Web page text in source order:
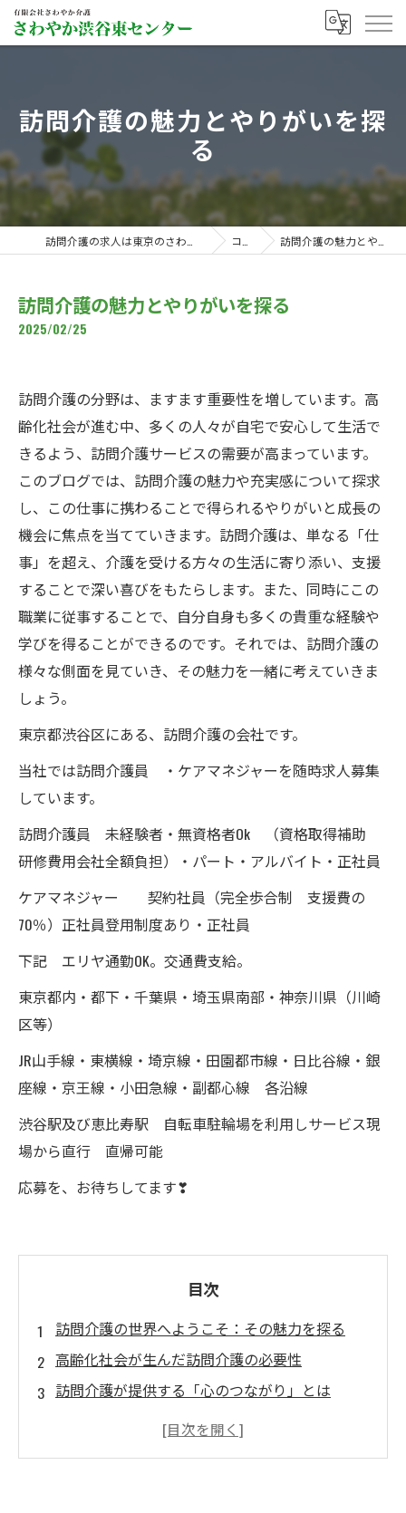
訪問介護の魅力とやりがいを探
る
コラム 訪問介護の魅力とやりがいを探る
訪問介護の魅力とやりがいを探る
2025/02/25
訪問介護の分野は、ますます重要性を増しています。高
齢化社会が進む中、多くの人々が自宅で安心して生活で
きるよう、訪問介護サービスの需要が高まっています。
このブログでは、訪問介護の魅力や充実感について探求
し、この仕事に携わることで得られるやりがいと成長の
機会に焦点を当てていきます。訪問介護は、単なる「仕
事」を超え、介護を受ける方々の生活に寄り添い、支援
することで深い喜びをもたらします。また、同時にこの
職業に従事することで、自分自身も多くの貴重な経験や
学びを得ることができるのです。それでは、訪問介護の
様々な側面を見ていき、その魅力を一緒に考えていきま
しょう。
東京都渋谷区にある、訪問介護の会社です。
当社では訪問介護員 ・ケアマネジャーを随時求人募集
しています。
訪問介護員 未経験者・無資格者Ok （資格取得補助
研修費用会社全額負担）・パート・アルバイト・正社員
ケアマネジャー 契約社員（完全歩合制 支援費の
70％）正社員登用制度あり・正社員
下記 エリヤ通勤OK。交通費支給。
東京都内・都下・千葉県・埼玉県南部・神奈川県（川崎
区等）
JR山手線・東横線・埼京線・田園都市線・日比谷線・銀
座線・京王線・小田急線・副都心線 各沿線
渋谷駅及び恵比寿駅 自転車駐輪場を利用しサービス現
場から直行 直帰可能
応募を、お待ちしてます❣
目次
訪問介護の世界へようこそ：その魅力を探る
高齢化社会が生んだ訪問介護の必要性
訪問介護が提供する「心のつながり」とは
訪問介護で見つけた日々の喜びとやりがい